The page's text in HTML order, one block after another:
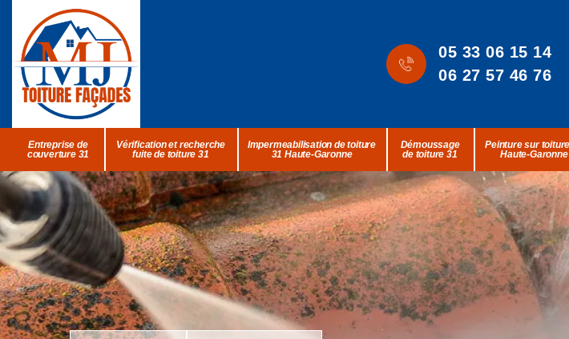
05 33 06 15 14
06 27 57 46 76
Entreprise de
couverture 31
Vérification et recherche
fuite de toiture 31
Impermeabilisation de toiture
31 Haute-Garonne
Démoussage
de toiture 31
Peinture sur
Haute-Garonne